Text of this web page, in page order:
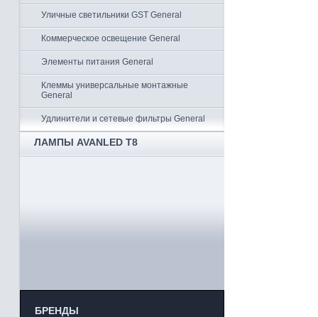
Уличные светильники GST General
Коммерческое освещение General
Элементы питания General
Клеммы универсальные монтажные
General
Удлинители и сетевые фильтры General
ЛАМПЫ AVANLED T8
БРЕНДЫ